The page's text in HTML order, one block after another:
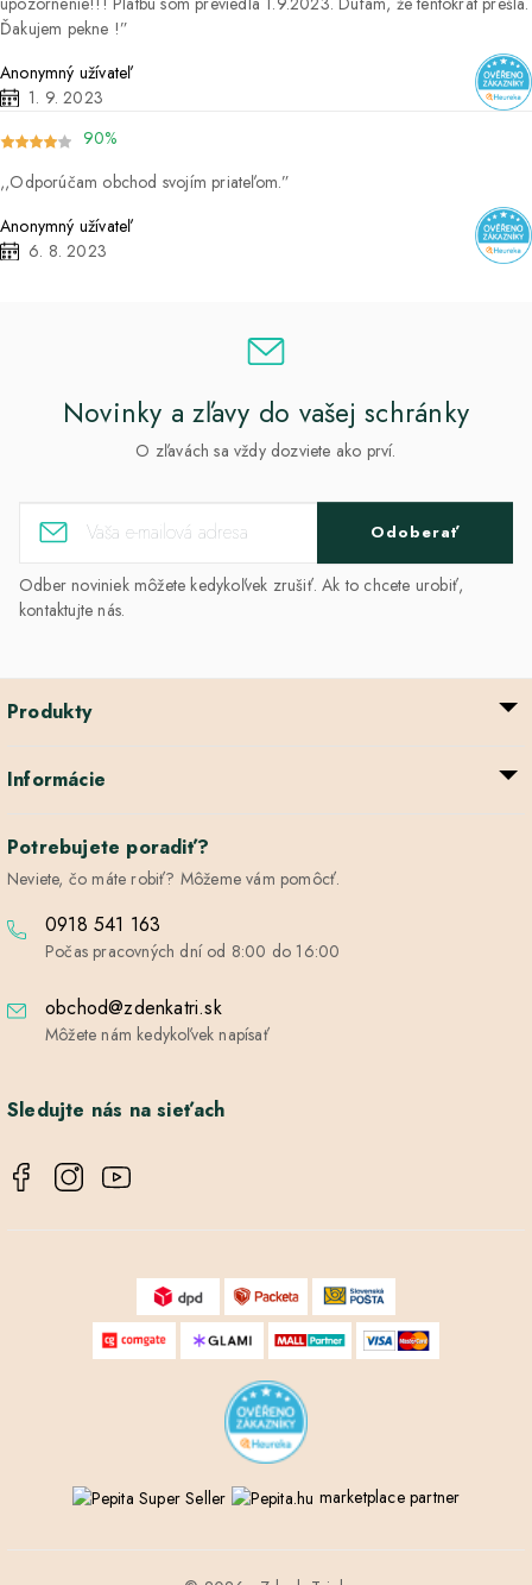
Ďakujem pekne !
Anonymný užívateľ
1. 9. 2023
90%
Odporúčam obchod svojím priateľom.
Anonymný užívateľ
6. 8. 2023
Novinky a zľavy do vašej schránky
O zľavách sa vždy dozviete ako prví.
Odoberať
Odber noviniek môžete kedykoľvek zrušiť. Ak to chcete urobiť,
kontaktujte nás.
Produkty
Informácie
Potrebujete poradiť?
Neviete, čo máte robiť? Môžeme vám pomôcť.
0918 541 163
Počas pracovných dní od 8:00 do 16:00
obchod@zdenkatri.sk
Môžete nám kedykoľvek napísať
Sledujte nás na sieťach
marketplace partner